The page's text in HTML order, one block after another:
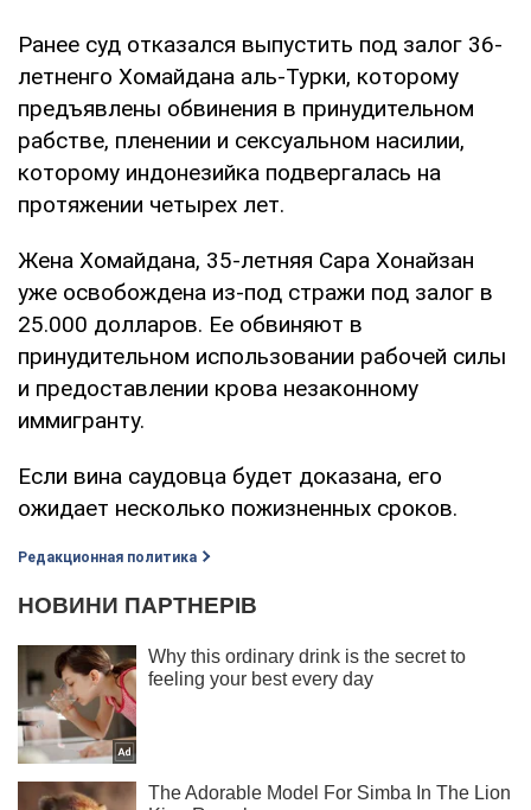
Ранее суд отказался выпустить под залог 36-
летненго Хомайдана аль-Турки, которому
предъявлены обвинения в принудительном
рабстве, пленении и сексуальном насилии,
которому индонезийка подвергалась на
протяжении четырех лет.
Жена Хомайдана, 35-летняя Сара Хонайзан
уже освобождена из-под стражи под залог в
25.000 долларов. Ее обвиняют в
принудительном использовании рабочей силы
и предоставлении крова незаконному
иммигранту.
Если вина саудовца будет доказана, его
ожидает несколько пожизненных сроков.
Редакционная политика